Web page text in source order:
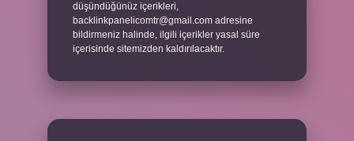
düşündüğünüz içerikleri,
backlinkpanelicomtr@gmail.com adresine
bildirmeniz halinde, ilgili içerikler yasal süre
içerisinde sitemizden kaldırılacaktır.